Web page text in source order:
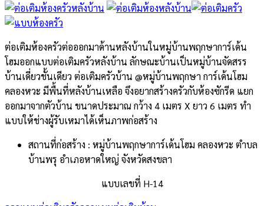
ต่อเติมห้องครัวต่อออกมาด้านหลังบ้านในหมู่บ้านพฤกษาการ์เด้น
โฮมออกแบบต่อเติมครัวหลังบ้าน ลักษณะบ้านเป็นหมู่บ้านจัดสรร
บ้านเดี่ยวชั้นเดียว ต่อเติมครัวบ้าน @หมู่บ้านพฤกษา การ์เด้นโฮม
คลองหวะ มีพื้นที่หลังบ้านเหลือ จึงอยากสร้างครัวกับห้องซักรีด แยก
ออกมาจากตัวบ้าน ขนาดประมาณ กว้าง 4 เมตร X ยาว 6 เมตร ทำ
แบบให้ช่างผู้รับเหมาได้เห็นภาพก่อสร้าง
สถานที่ก่อสร้าง : หมู่บ้านพฤกษาการ์เด้นโฮม คลองหวะ ตำบล
บ้านพรุ อำเภอหาดใหญ่ จังหวัดสงขลา
แบบเลขที่ H-14